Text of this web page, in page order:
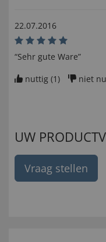
22.07.2016
“Sehr gute Ware”
nuttig (1) niet
UW
Vraag stellen